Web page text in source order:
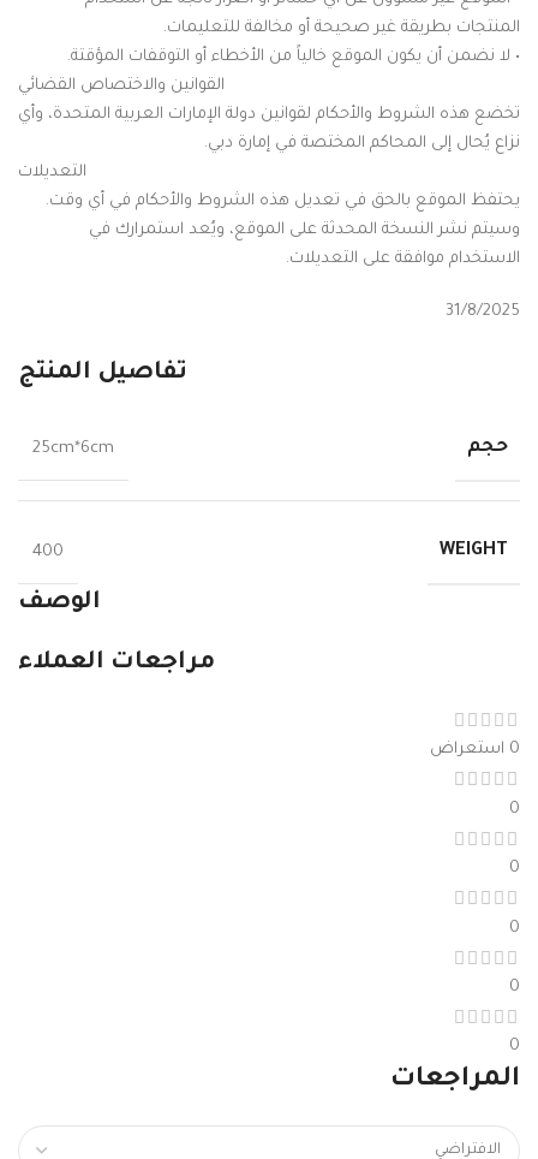
المنتجات بطريقة غير صحيحة أو مخالفة للتعليمات.
• لا نضمن أن يكون الموقع خالياً من الأخطاء أو التوقفات المؤقتة.
القوانين والاختصاص القضائي
تخضع هذه الشروط والأحكام لقوانين دولة الإمارات العربية المتحدة، وأي
نزاع يُحال إلى المحاكم المختصة في إمارة دبي.
التعديلات
يحتفظ الموقع بالحق في تعديل هذه الشروط والأحكام في أي وقت.
وسيتم نشر النسخة المحدثة على الموقع، ويُعد استمرارك في
الاستخدام موافقة على التعديلات.
31/8/2025
تفاصيل المنتج
حجم 25cm*6cm
WEIGHT
400
الوصف
مراجعات العملاء
0 استعراض
0
0
0
0
0
المراجعات